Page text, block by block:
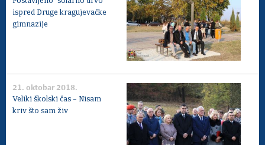
ispred Druge kragujevačke
gimnazije
21. oktobar 2018.
Veliki školski čas – Nisam
kriv što sam živ